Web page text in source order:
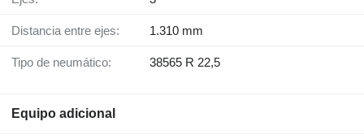
Distancia entre ejes: 1.310 mm
Tipo de neumático: 38565 R 22,5
Equipo adicional